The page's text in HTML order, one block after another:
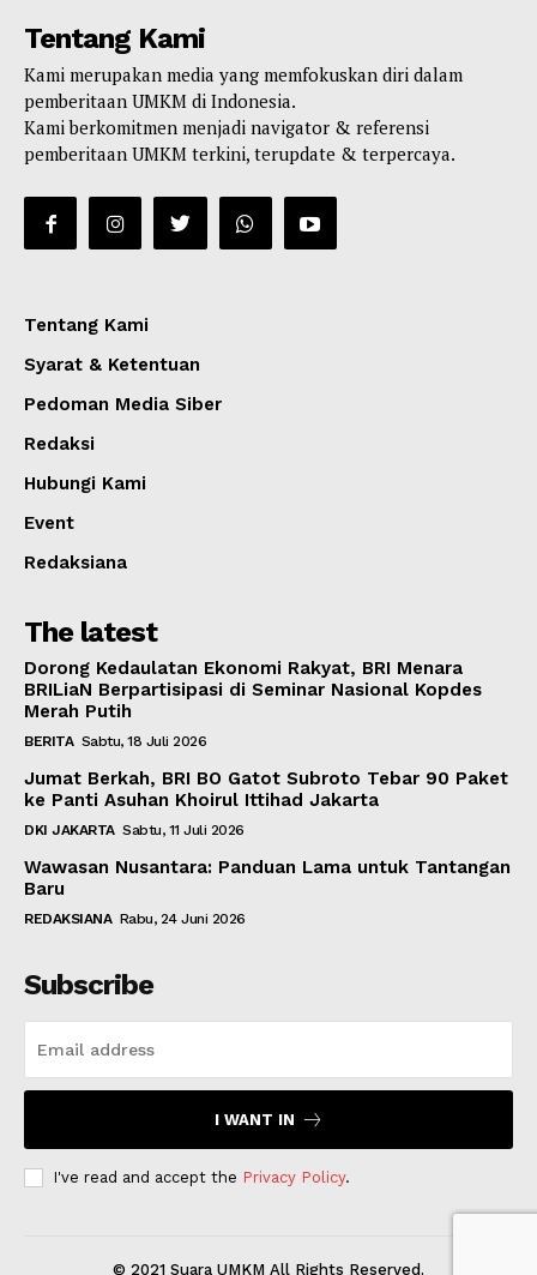
Tentang Kami
Kami merupakan media yang memfokuskan diri dalam
pemberitaan UMKM di Indonesia.
Kami berkomitmen menjadi navigator & referensi
pemberitaan UMKM terkini, terupdate & terpercaya.
Tentang Kami
Syarat & Ketentuan
Pedoman Media Siber
Redaksi
Hubungi Kami
Event
Redaksiana
The latest
Dorong Kedaulatan Ekonomi Rakyat, BRI Menara
BRILiaN Berpartisipasi di Seminar Nasional Kopdes
Merah Putih
BERITA Sabtu, 18 Juli 2026
Jumat Berkah, BRI BO Gatot Subroto Tebar 90 Paket
ke Panti Asuhan Khoirul Ittihad Jakarta
DKI JAKARTA Sabtu, 11 Juli 2026
Wawasan Nusantara: Panduan Lama untuk Tantangan
Baru
REDAKSIANA Rabu, 24 Juni 2026
Subscribe
I WANT IN
I've read and accept the Privacy Policy.
© 2021 Suara UMKM All Rights Reserved.